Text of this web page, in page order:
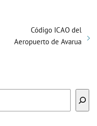
Código ICAO del
Aeropuerto de Avarua